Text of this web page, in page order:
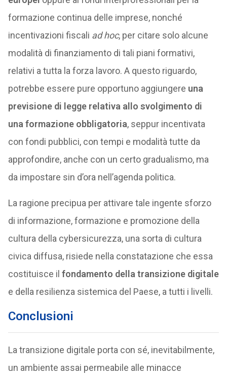
formazione continua delle imprese, nonché
incentivazioni fiscali ad hoc, per citare solo alcune
modalità di finanziamento di tali piani formativi,
relativi a tutta la forza lavoro. A questo riguardo,
potrebbe essere pure opportuno aggiungere una
previsione di legge relativa allo svolgimento di
una formazione obbligatoria, seppur incentivata
con fondi pubblici, con tempi e modalità tutte da
approfondire, anche con un certo gradualismo, ma
da impostare sin d’ora nell’agenda politica.
La ragione precipua per attivare tale ingente sforzo
di informazione, formazione e promozione della
cultura della cybersicurezza, una sorta di cultura
civica diffusa, risiede nella constatazione che essa
costituisce il fondamento della transizione digitale
e della resilienza sistemica del Paese, a tutti i livelli.
Conclusioni
La transizione digitale porta con sé, inevitabilmente,
un ambiente assai permeabile alle minacce